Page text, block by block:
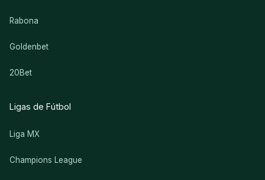
Rabona
Goldenbet
20Bet
Ligas de Fútbol
Liga MX
Champions League